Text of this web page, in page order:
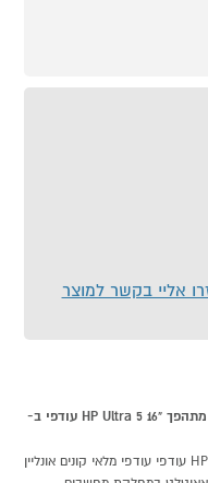
אליי בקשר למוצר
למה כדאי לקנות מחשב נייד 512GB מסך מגע מתהפך "HP Ultra 5 16 עודפי ב-
מחשב נייד 512GB מסך מגע מתהפך "HP Ultra 5 16 עודפי עודפי מלאי קונים אונליין